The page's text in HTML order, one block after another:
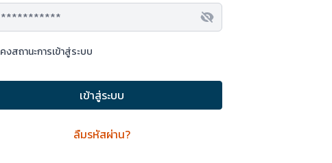
คงสถานะการเข้าสู่ระบบ
เข้าสู่ระบบ
ลืมรหัสผ่าน?